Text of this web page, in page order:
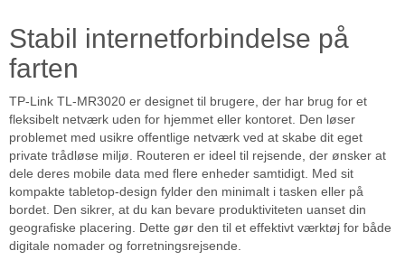
Stabil internetforbindelse på
farten
TP-Link TL-MR3020 er designet til brugere, der har brug for et
fleksibelt netværk uden for hjemmet eller kontoret. Den løser
problemet med usikre offentlige netværk ved at skabe dit eget
private trådløse miljø. Routeren er ideel til rejsende, der ønsker at
dele deres mobile data med flere enheder samtidigt. Med sit
kompakte tabletop-design fylder den minimalt i tasken eller på
bordet. Den sikrer, at du kan bevare produktiviteten uanset din
geografiske placering. Dette gør den til et effektivt værktøj for både
digitale nomader og forretningsrejsende.